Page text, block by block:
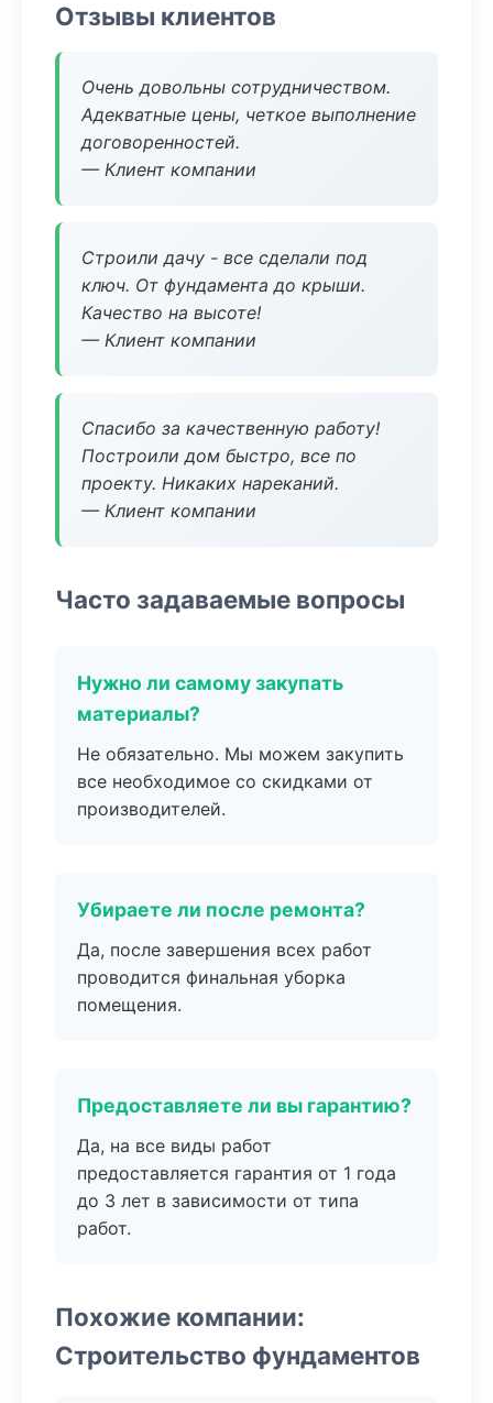
Отзывы клиентов
Очень довольны сотрудничеством.
Адекватные цены, четкое выполнение
договоренностей.
— Клиент компании
Строили дачу - все сделали под
ключ. От фундамента до крыши.
Качество на высоте!
— Клиент компании
Спасибо за качественную работу!
Построили дом быстро, все по
проекту. Никаких нареканий.
— Клиент компании
Часто задаваемые вопросы
Нужно ли самому закупать
материалы?
Не обязательно. Мы можем закупить
все необходимое со скидками от
производителей.
Убираете ли после ремонта?
Да, после завершения всех работ
проводится финальная уборка
помещения.
Предоставляете ли вы гарантию?
Да, на все виды работ
предоставляется гарантия от 1 года
до 3 лет в зависимости от типа
работ.
Похожие компании:
Строительство фундаментов